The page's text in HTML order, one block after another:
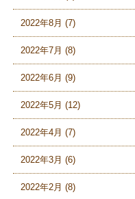
2022年8月 (7)
2022年7月 (8)
2022年6月 (9)
2022年5月 (12)
2022年4月 (7)
2022年3月 (6)
2022年2月 (8)